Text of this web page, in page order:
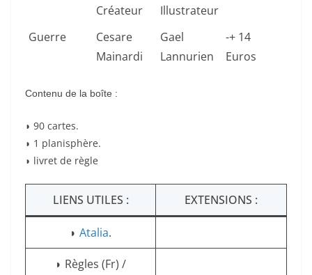
Guerre
Cesare
Mainardi
Gael
Lannurien
-+ 14
Euros
Contenu de la boîte :
◗ 90 cartes.
◗ 1 planisphère.
◗ livret de règle
LIENS UTILES : EXTENSIONS :
◗ Atalia.
◗ Règles (Fr) /